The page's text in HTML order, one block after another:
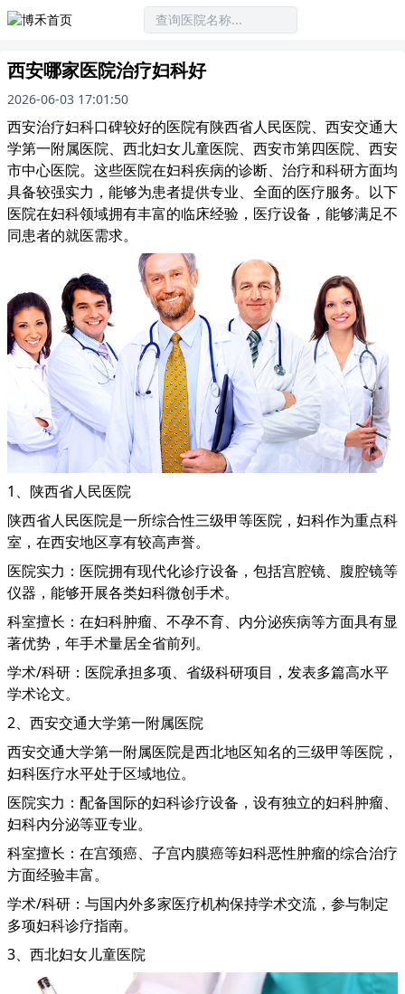
西安哪家医院治疗妇科好
2026-06-03 17:01:50
西安治疗妇科口碑较好的医院有陕西省人民医院、西安交通大
学第一附属医院、西北妇女儿童医院、西安市第四医院、西安
市中心医院。这些医院在妇科疾病的诊断、治疗和科研方面均
具备较强实力，能够为患者提供专业、全面的医疗服务。以下
医院在妇科领域拥有丰富的临床经验，医疗设备，能够满足不
同患者的就医需求。
1、陕西省人民医院
陕西省人民医院是一所综合性三级甲等医院，妇科作为重点科
室，在西安地区享有较高声誉。
医院实力：医院拥有现代化诊疗设备，包括宫腔镜、腹腔镜等
仪器，能够开展各类妇科微创手术。
科室擅长：在妇科肿瘤、不孕不育、内分泌疾病等方面具有显
著优势，年手术量居全省前列。
学术/科研：医院承担多项、省级科研项目，发表多篇高水平
学术论文。
2、西安交通大学第一附属医院
西安交通大学第一附属医院是西北地区知名的三级甲等医院，
妇科医疗水平处于区域地位。
医院实力：配备国际的妇科诊疗设备，设有独立的妇科肿瘤、
妇科内分泌等亚专业。
科室擅长：在宫颈癌、子宫内膜癌等妇科恶性肿瘤的综合治疗
方面经验丰富。
学术/科研：与国内外多家医疗机构保持学术交流，参与制定
多项妇科诊疗指南。
3、西北妇女儿童医院